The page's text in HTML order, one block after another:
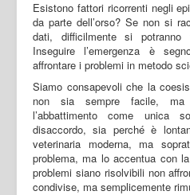
Esistono fattori ricorrenti negli
da parte dell’orso? Se non si
dati, difficilmente si potranno
Inseguire l’emergenza è
affrontare i problemi in metodo
Siamo consapevoli che la
non sia sempre facile, ma
l’abbattimento come unica
disaccordo, sia perché è
veterinaria moderna, ma
problema, ma lo accentua con
problemi siano risolvibili non
condivise, ma semplicemente